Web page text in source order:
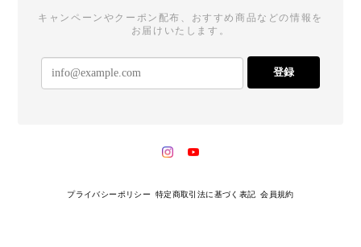
キャンペーンやクーポン配布、おすすめ商品などの情報を
お届けいたします。
登録
プライバシーポリシー 特定商取引法に基づく表記 会員規約